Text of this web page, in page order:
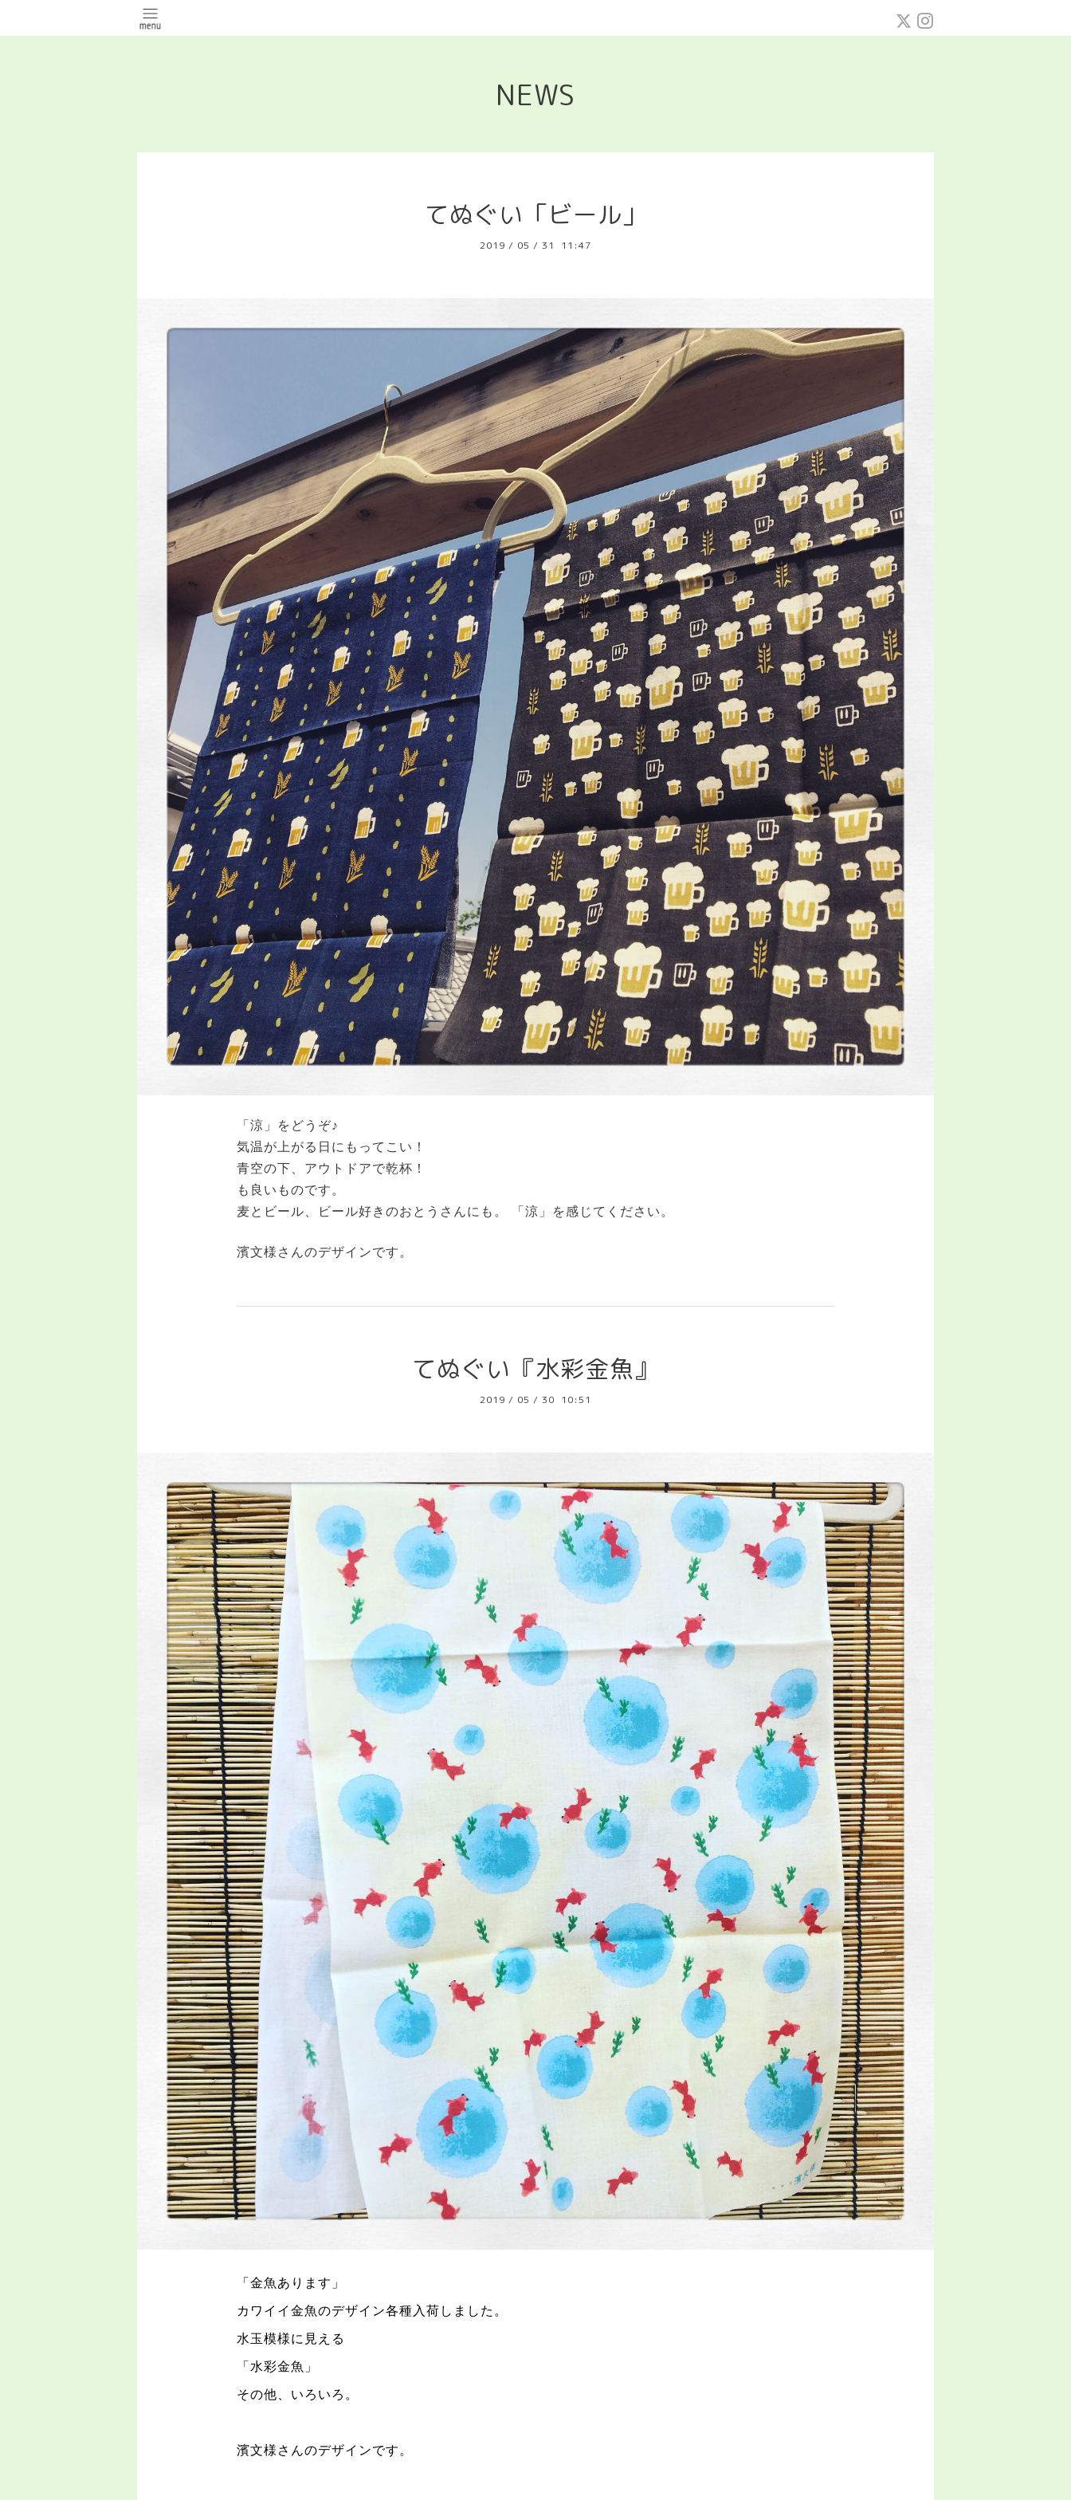
NEWS
てぬぐい「ビール」
2019 / 05 / 31 11:47
「涼」をどうぞ♪
気温が上がる日にもってこい！
青空の下、アウトドアで乾杯！
も良いものです。
麦とビール、ビール好きのおとうさんにも。 「涼」を感じてください。
濱文様さんのデザインです。
てぬぐい『水彩金魚』
2019 / 05 / 30 10:51
「金魚あります」
カワイイ金魚のデザイン各種入荷しました。
水玉模様に見える
「水彩金魚」
その他、いろいろ。
濱文様さんのデザインです。